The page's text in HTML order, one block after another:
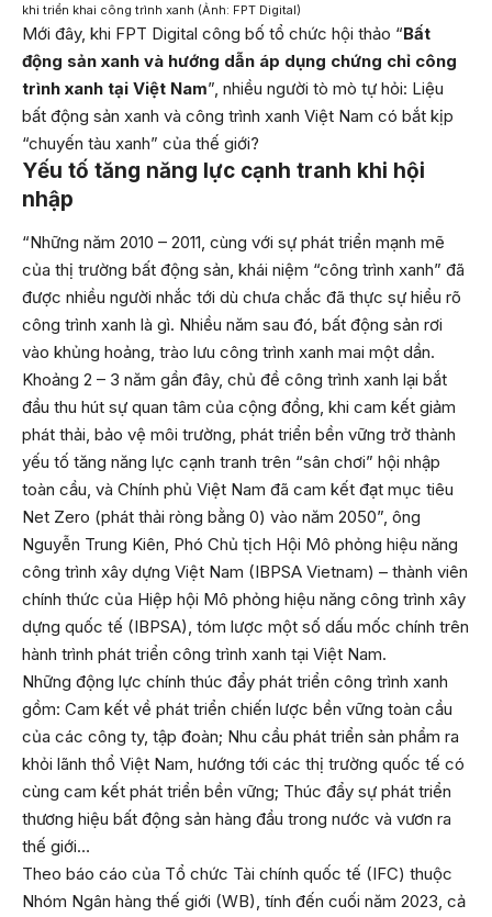
khi triển khai công trình xanh (Ảnh: FPT Digital)
Mới đây, khi FPT Digital công bố tổ chức hội thảo “Bất
động sản xanh và hướng dẫn áp dụng chứng chỉ công
trình xanh tại Việt Nam”, nhiều người tò mò tự hỏi: Liệu
bất động sản xanh và công trình xanh Việt Nam có bắt kịp
“chuyến tàu xanh” của thế giới?
Yếu tố tăng năng lực cạnh tranh khi hội
nhập
“Những năm 2010 – 2011, cùng với sự phát triển mạnh mẽ
của thị trường bất động sản, khái niệm “công trình xanh” đã
được nhiều người nhắc tới dù chưa chắc đã thực sự hiểu rõ
công trình xanh là gì. Nhiều năm sau đó, bất động sản rơi
vào khủng hoảng, trào lưu công trình xanh mai một dần.
Khoảng 2 – 3 năm gần đây, chủ đề công trình xanh lại bắt
đầu thu hút sự quan tâm của cộng đồng, khi cam kết giảm
phát thải, bảo vệ môi trường, phát triển bền vững trở thành
yếu tố tăng năng lực cạnh tranh trên “sân chơi” hội nhập
toàn cầu, và Chính phủ Việt Nam đã cam kết đạt mục tiêu
Net Zero (phát thải ròng bằng 0) vào năm 2050”, ông
Nguyễn Trung Kiên, Phó Chủ tịch Hội Mô phỏng hiệu năng
công trình xây dựng Việt Nam (IBPSA Vietnam) – thành viên
chính thức của Hiệp hội Mô phỏng hiệu năng công trình xây
dựng quốc tế (IBPSA), tóm lược một số dấu mốc chính trên
hành trình phát triển công trình xanh tại Việt Nam.
Những động lực chính thúc đẩy phát triển công trình xanh
gồm: Cam kết về phát triển chiến lược bền vững toàn cầu
của các công ty, tập đoàn; Nhu cầu phát triển sản phẩm ra
khỏi lãnh thổ Việt Nam, hướng tới các thị trường quốc tế có
cùng cam kết phát triển bền vững; Thúc đẩy sự phát triển
thương hiệu bất động sản hàng đầu trong nước và vươn ra
thế giới…
Theo báo cáo của Tổ chức Tài chính quốc tế (IFC) thuộc
Nhóm Ngân hàng thế giới (WB), tính đến cuối năm 2023, cả